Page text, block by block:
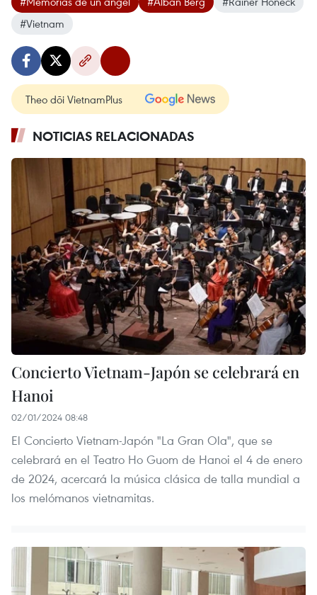
#Vietnam
Theo dõi VietnamPlus
NOTICIAS RELACIONADAS
Concierto Vietnam-Japón se celebrará en
Hanoi
02/01/2024 08:48
El Concierto Vietnam-Japón "La Gran Ola", que se
celebrará en el Teatro Ho Guom de Hanoi el 4 de enero
de 2024, acercará la música clásica de talla mundial a
los melómanos vietnamitas.